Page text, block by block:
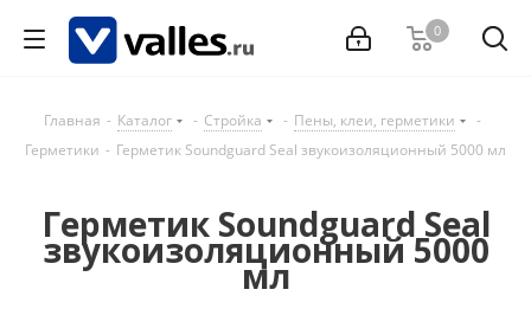
0
Главная - Каталог - Стройка - Пены, клеи, герметики
-
Герметики - Герметик Soundguard Seal звукоизоляционный 5000 мл
Герметик Soundguard Seal
звукоизоляционный 5000
мл